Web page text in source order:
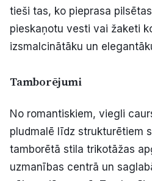
tieši tas, ko pieprasa
pieskaņotu vesti vai žaketi
izsmalcinātāku un
Tamborējumi
No romantiskiem, viegli
pludmalē līdz strukturētiem
tamborētā stila trikotāžas
uzmanības centrā un